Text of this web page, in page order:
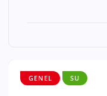
GENEL SU